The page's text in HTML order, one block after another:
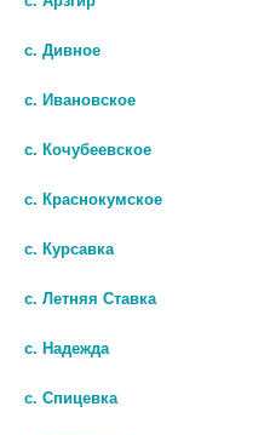
Популярные в разделе
с. Дивное
с. Ивановское
с. Кочубеевское
с. Краснокумское
с. Курсавка
с. Летняя Ставка
с. Надежда
с. Спицевка